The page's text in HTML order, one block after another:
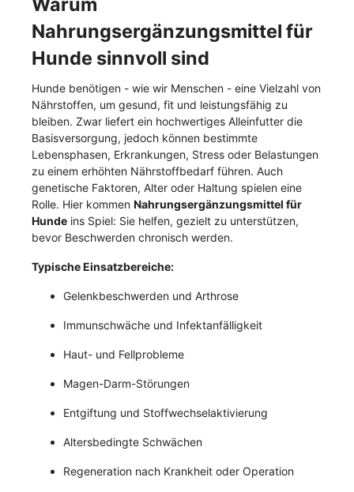
Nahrungsergänzungsmittel für
Hunde sinnvoll sind
Hunde benötigen - wie wir Menschen - eine Vielzahl von
Nährstoffen, um gesund, fit und leistungsfähig zu
bleiben. Zwar liefert ein hochwertiges Alleinfutter die
Basisversorgung, jedoch können bestimmte
Lebensphasen, Erkrankungen, Stress oder Belastungen
zu einem erhöhten Nährstoffbedarf führen. Auch
genetische Faktoren, Alter oder Haltung spielen eine
Rolle. Hier kommen Nahrungsergänzungsmittel für
Hunde ins Spiel: Sie helfen, gezielt zu unterstützen,
bevor Beschwerden chronisch werden.
Typische Einsatzbereiche:
Gelenkbeschwerden und Arthrose
Immunschwäche und Infektanfälligkeit
Haut- und Fellprobleme
Magen-Darm-Störungen
Entgiftung und Stoffwechselaktivierung
Altersbedingte Schwächen
Regeneration nach Krankheit oder Operation